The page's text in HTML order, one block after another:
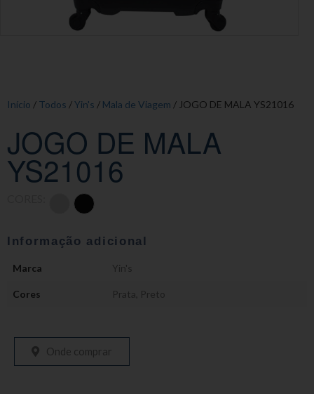
Início / Todos /Yin's / Mala de Viagem / JOGO DE MALA YS21016
JOGO DE MALA
YS21016
Informação adicional
Marca Yin's
Cores Prata Preto
Onde comprar